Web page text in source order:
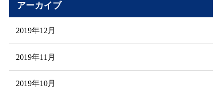
アーカイブ
2019年12月
2019年11月
2019年10月